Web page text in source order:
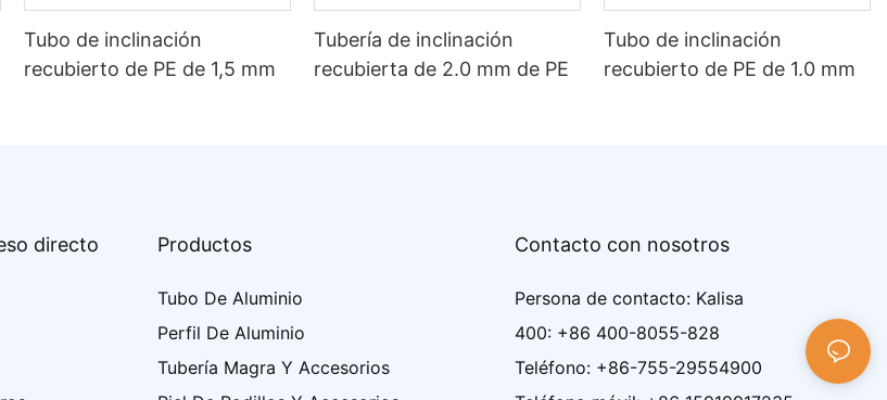
Tubo de inclinación
recubierto de PE de 1,5 mm
Tubería de inclinación
recubierta de 2.0 mm de PE
Tubo de inclinación
recubierto de PE de 1.0 mm
directo Productos
Tubo De Aluminio
Perfil De Aluminio
Tubería Magra Y Accesorios
Contacto con nosotros
Persona de contacto: Kalisa
400: +86 400-8055-828
Teléfono: +86-755-29554900